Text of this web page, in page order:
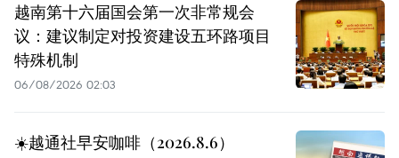
越南第十六届国会第一次非常规会
议：建议制定对投资建设五环路项目
特殊机制
06/08/2026 02:03
☀️越通社早安咖啡（2026.8.6）